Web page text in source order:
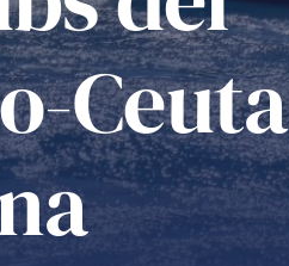
Ceuta